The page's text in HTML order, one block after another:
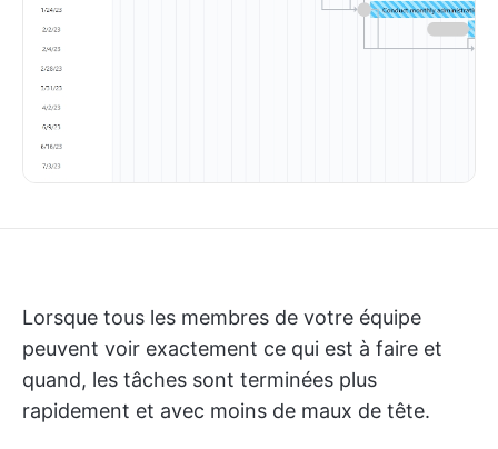
Lorsque tous les membres de votre équipe
peuvent voir exactement ce qui est à faire et
quand, les tâches sont terminées plus
rapidement et avec moins de maux de tête.